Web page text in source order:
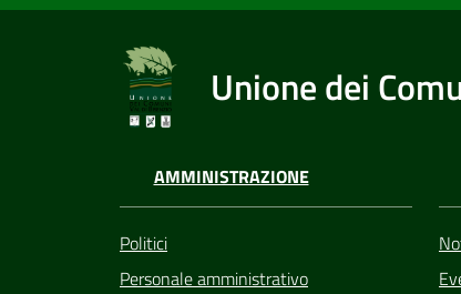
Unione dei
AMMINISTRAZIONE
Politici
Personale amministrativo